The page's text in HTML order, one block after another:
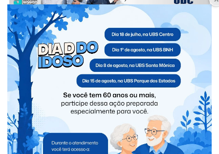
A expectativa é de que o show de Henrique & Juliano
seja um dos grandes eventos musicais de 2026 em Foz do
Iguaçu, reunindo público do Brasil, Paraguai e
Argentina.